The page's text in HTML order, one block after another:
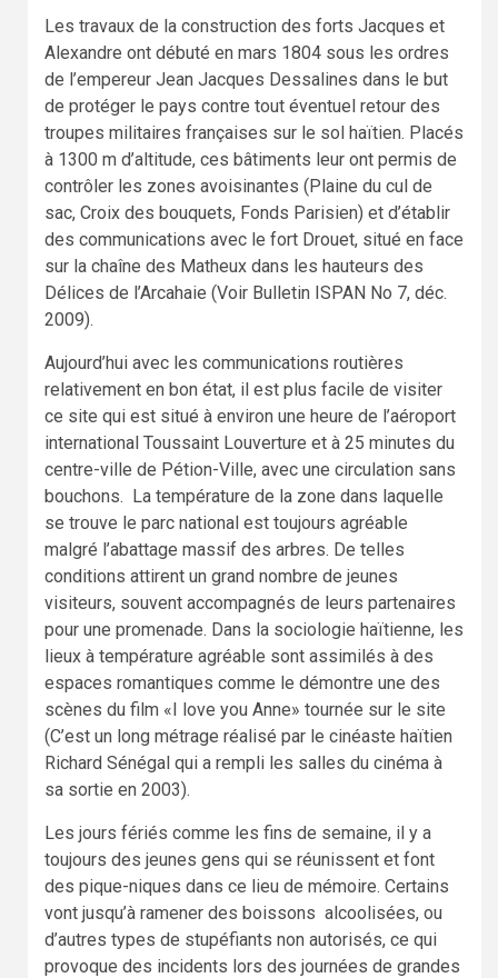
Les travaux de la construction des forts Jacques et
Alexandre ont débuté en mars 1804 sous les ordres
de l’empereur Jean Jacques Dessalines dans le but
de protéger le pays contre tout éventuel retour des
troupes militaires françaises sur le sol haïtien. Placés
à 1300 m d’altitude, ces bâtiments leur ont permis de
contrôler les zones avoisinantes (Plaine du cul de
sac, Croix des bouquets, Fonds Parisien) et d’établir
des communications avec le fort Drouet, situé en face
sur la chaîne des Matheux dans les hau­teurs des
Délices de l’Arcahaie (Voir Bulletin ISPAN No 7, déc.
2009).
Aujourd’hui avec les communications routières
relativement en bon état, il est plus facile de visiter
ce site qui est situé à environ une heure de l’aéroport
international Toussaint Louverture et à 25 minutes du
centre-ville de Pétion-Ville, avec une circulation sans
bouchons. La température de la zone dans laquelle
se trouve le parc national est toujours agréable
malgré l’abattage massif des arbres. De telles
conditions attirent un grand nombre de jeunes
visiteurs, souvent accompagnés de leurs partenaires
pour une promenade. Dans la sociologie haïtienne, les
lieux à température agréable sont assimilés à des
espaces romantiques comme le démontre une des
scènes du film «I love you Anne» tournée sur le site
(C’est un long métrage réalisé par le cinéaste haïtien
Richard Sénégal qui a rempli les salles du cinéma à
sa sortie en 2003).
Les jours fériés comme les fins de semaine, il y a
toujours des jeunes gens qui se réunissent et font
des pique-niques dans ce lieu de mémoire. Certains
vont jusqu’à ramener des boissons alcoolisées, ou
d’autres types de stupéfiants non autorisés, ce qui
provoque des incidents lors des journées de grandes